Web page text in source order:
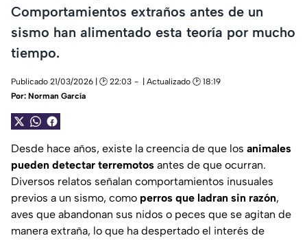
Comportamientos extraños antes de un
sismo han alimentado esta teoría por mucho
tiempo.
Publicado 21/03/2026 | 🕑 22:03
| Actualizado 🕑 18:19
Por: Norman García
Desde hace años, existe la creencia de que los animales
pueden detectar terremotos antes de que ocurran.
Diversos relatos señalan comportamientos inusuales
previos a un sismo, como perros que ladran sin razón,
aves que abandonan sus nidos o peces que se agitan de
manera extraña, lo que ha despertado el interés de